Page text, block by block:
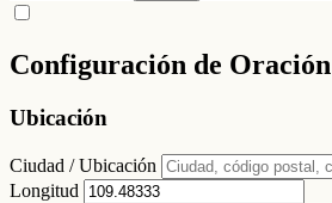
Configuración de Oración
Ubicación
Ciudad / Ubicación
Longitud